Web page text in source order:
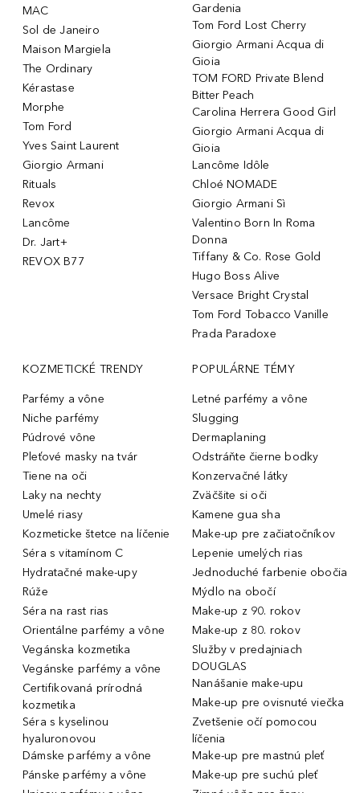
MAC
Sol de Janeiro
Maison Margiela
The Ordinary
Kérastase
Morphe
Tom Ford
Yves Saint Laurent
Giorgio Armani
Rituals
Revox
Lancôme
Dr. Jart+
REVOX B77
Gardenia
Tom Ford Lost Cherry
Giorgio Armani Acqua di
Gioia
TOM FORD Private Blend
Bitter Peach
Carolina Herrera Good Girl
Giorgio Armani Acqua di
Gioia
Lancôme Idôle
Chloé NOMADE
Giorgio Armani Sì
Valentino Born In Roma
Donna
Tiffany & Co. Rose Gold
Hugo Boss Alive
Versace Bright Crystal
Tom Ford Tobacco Vanille
Prada Paradoxe
KOZMETICKÉ TRENDY
Parfémy a vône
Niche parfémy
Púdrové vône
Pleťové masky na tvár
Tiene na oči
Laky na nechty
Umelé riasy
Kozmeticke štetce na líčenie
Séra s vitamínom C
Hydratačné make-upy
Rúže
Séra na rast rias
Orientálne parfémy a vône
Vegánska kozmetika
Vegánske parfémy a vône
Certifikovaná prírodná
kozmetika
Séra s kyselinou
hyaluronovou
Dámske parfémy a vône
Pánske parfémy a vône
POPULÁRNE TÉMY
Letné parfémy a vône
Slugging
Dermaplaning
Odstráňte čierne bodky
Konzervačné látky
Zväčšite si oči
Kamene gua sha
Make-up pre začiatočníkov
Lepenie umelých rias
Jednoduché farbenie obočia
Mýdlo na obočí
Make-up z 90. rokov
Make-up z 80. rokov
Služby v predajniach
DOUGLAS
Nanášanie make-upu
Make-up pre ovisnuté viečka
Zvetšenie očí pomocou
líčenia
Make-up pre mastnú pleť
Make-up pre suchú pleť